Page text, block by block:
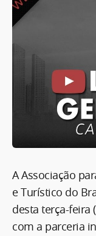
A Associação
e Turístico do
desta terça-feira
com a parceria